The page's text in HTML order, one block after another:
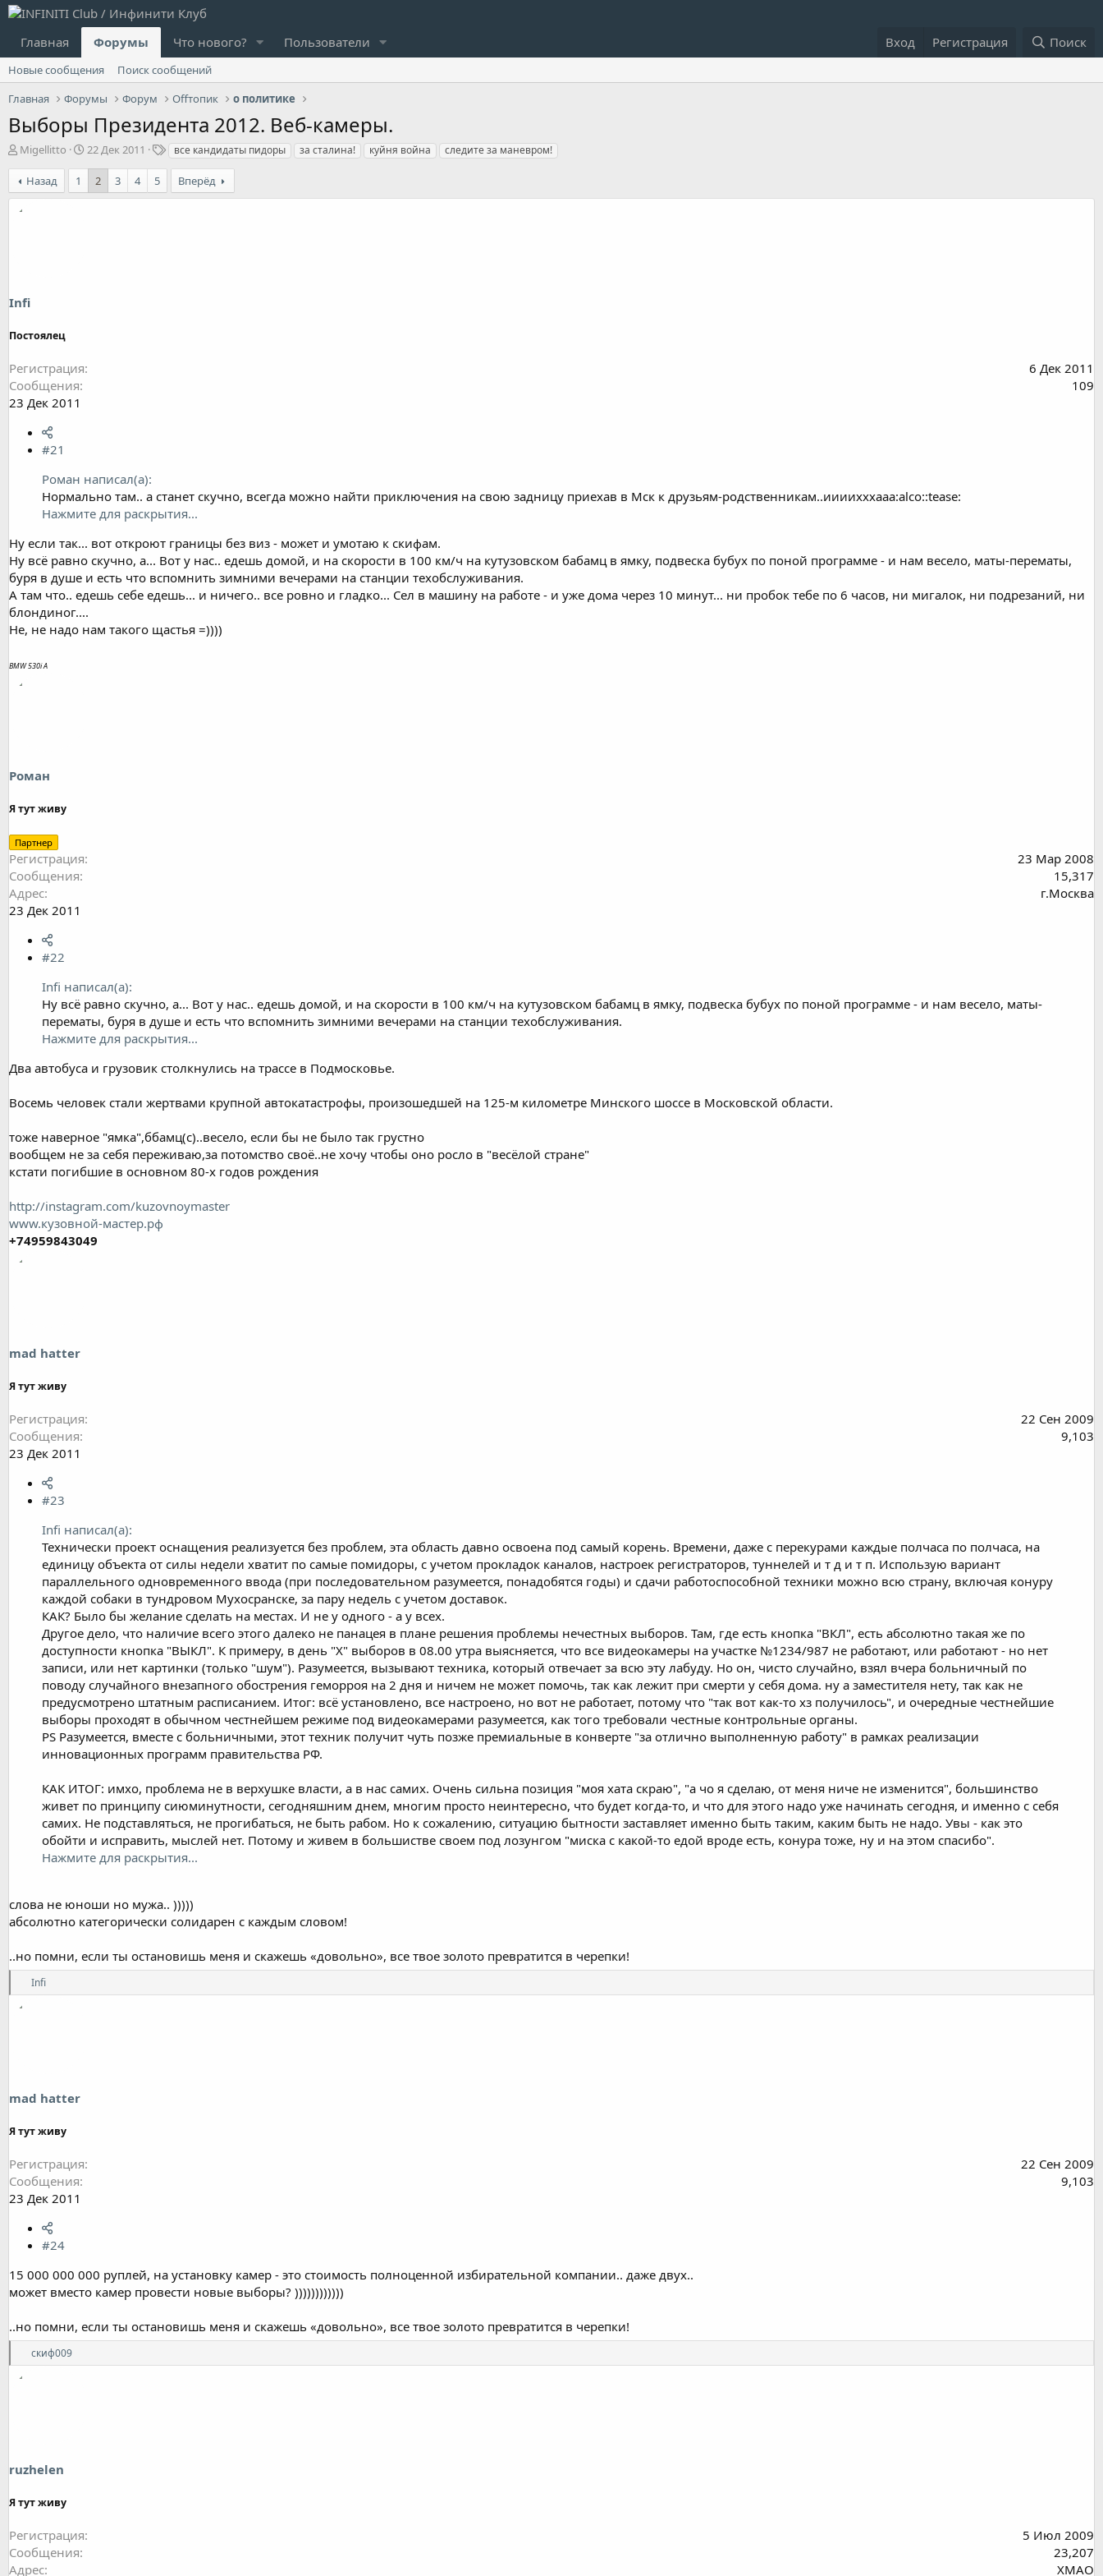
Главная Форумы Что нового? Пользователи Вход Регистрация Поиск
Новые сообщения
Поиск сообщений
Главная
Форумы Форум Offтопик о политике
Выборы Президента 2012. Веб-камеры.
А
т
о
р
Migellitto
Д
а
22 Дек 2011
Т
и
все кандидаты пидоры за сталина! куйня война следите за маневром!
Назад 1 2 3 4 5 Вперёд
Infi
Постоялец
Регистрация
6 Дек 2011
Сообщения
109
23 Дек 2011
#21
Роман написал(а):
Нормально там.. а станет скучно, всегда можно найти приключения на свою задницу приехав в Мск к друзьям-родственникам..иииихххааа:alco::tease:
Нажмите для раскрытия...
Ну если так... вот откроют границы без виз - может и умотаю к скифам.
Ну всё равно скучно, а... Вот у нас.. едешь домой, и на скорости в 100 км/ч на кутузовском бабамц в ямку, подвеска бубух по поной программе - и нам весело, маты-перематы,
буря в душе и есть что вспомнить зимними вечерами на станции техобслуживания.
А там что.. едешь себе едешь... и ничего.. все ровно и гладко... Сел в машину на работе - и уже дома через 10 минут... ни пробок тебе по 6 часов, ни мигалок, ни подрезаний, ни
блондиног....
Не, не надо нам такого щастья =))))
BMW 530i A
Роман
Я тут живу
Партнер
Регистрация
23 Мар 2008
Сообщения
15,317
Адрес
г.Москва
23 Дек 2011
#22
Infi написал(а):
Ну всё равно скучно, а... Вот у нас.. едешь домой, и на скорости в 100 км/ч на кутузовском бабамц в ямку, подвеска бубух по поной программе - и нам весело, маты-
перематы, буря в душе и есть что вспомнить зимними вечерами на станции техобслуживания.
Нажмите для раскрытия...
Два автобуса и грузовик столкнулись на трассе в Подмосковье.
Восемь человек стали жертвами крупной автокатастрофы, произошедшей на 125-м километре Минского шоссе в Московской области.
тоже наверное "ямка",ббамц(с)..весело, если бы не было так грустно
вообщем не за себя переживаю,за потомство своё..не хочу чтобы оно росло в "весёлой стране"
кстати погибшие в основном 80-х годов рождения
http://instagram.com/kuzovnoymaster
www.кузовной-мастер.рф
+74959843049
mad hatter
Я тут живу
Регистрация
22 Сен 2009
Сообщения
9,103
23 Дек 2011
#23
Infi написал(а):
Технически проект оснащения реализуется без проблем, эта область давно освоена под самый корень. Времени, даже с перекурами каждые полчаса по полчаса, на
единицу объекта от силы недели хватит по самые помидоры, с учетом прокладок каналов, настроек регистраторов, туннелей и т д и т п. Использую вариант
параллельного одновременного ввода (при последовательном разумеется, понадобятся годы) и сдачи работоспособной техники можно всю страну, включая конуру
каждой собаки в тундровом Мухосранске, за пару недель с учетом доставок.
КАК? Было бы желание сделать на местах. И не у одного - а у всех.
Другое дело, что наличие всего этого далеко не панацея в плане решения проблемы нечестных выборов. Там, где есть кнопка "ВКЛ", есть абсолютно такая же по
доступности кнопка "ВЫКЛ". К примеру, в день "Х" выборов в 08.00 утра выясняется, что все видеокамеры на участке №1234/987 не работают, или работают - но нет
записи, или нет картинки (только "шум"). Разумеется, вызывают техника, который отвечает за всю эту лабуду. Но он, чисто случайно, взял вчера больничный по
поводу случайного внезапного обострения геморроя на 2 дня и ничем не может помочь, так как лежит при смерти у себя дома. ну а заместителя нету, так как не
предусмотрено штатным расписанием. Итог: всё установлено, все настроено, но вот не работает, потому что "так вот как-то хз получилось", и очередные честнейшие
выборы проходят в обычном честнейшем режиме под видеокамерами разумеется, как того требовали честные контрольные органы.
PS Разумеется, вместе с больничными, этот техник получит чуть позже премиальные в конверте "за отлично выполненную работу" в рамках реализации
инновационных программ правительства РФ.
КАК ИТОГ: имхо, проблема не в верхушке власти, а в нас самих. Очень сильна позиция "моя хата скраю", "а чо я сделаю, от меня ниче не изменится", большинство
живет по принципу сиюминутности, сегодняшним днем, многим просто неинтересно, что будет когда-то, и что для этого надо уже начинать сегодня, и именно с себя
самих. Не подставляться, не прогибаться, не быть рабом. Но к сожалению, ситуацию бытности заставляет именно быть таким, каким быть не надо. Увы - как это
обойти и исправить, мыслей нет. Потому и живем в большистве своем под лозунгом "миска с какой-то едой вроде есть, конура тоже, ну и на этом спасибо".
Нажмите для раскрытия...
слова не юноши но мужа.. )))))
абсолютно категорически солидарен с каждым словом!
..но помни, если ты остановишь меня и скажешь «довольно», все твое золото превратится в черепки!
Р
е
Infi
mad hatter
Я тут живу
Регистрация
22 Сен 2009
Сообщения
9,103
23 Дек 2011
#24
15 000 000 000 руплей, на установку камер - это стоимость полноценной избирательной компании.. даже двух..
может вместо камер провести новые выборы? ))))))))))))
..но помни, если ты остановишь меня и скажешь «довольно», все твое золото превратится в черепки!
Р
е
скиф009
ruzhelen
Я тут живу
Регистрация
5 Июл 2009
Сообщения
23,207
Адрес
ХМАО